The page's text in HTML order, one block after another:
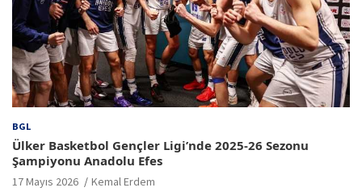
BGL
Ülker Basketbol Gençler Ligi’nde 2025-26 Sezonu
Şampiyonu Anadolu Efes
17 Mayıs 2026 Kemal Erdem